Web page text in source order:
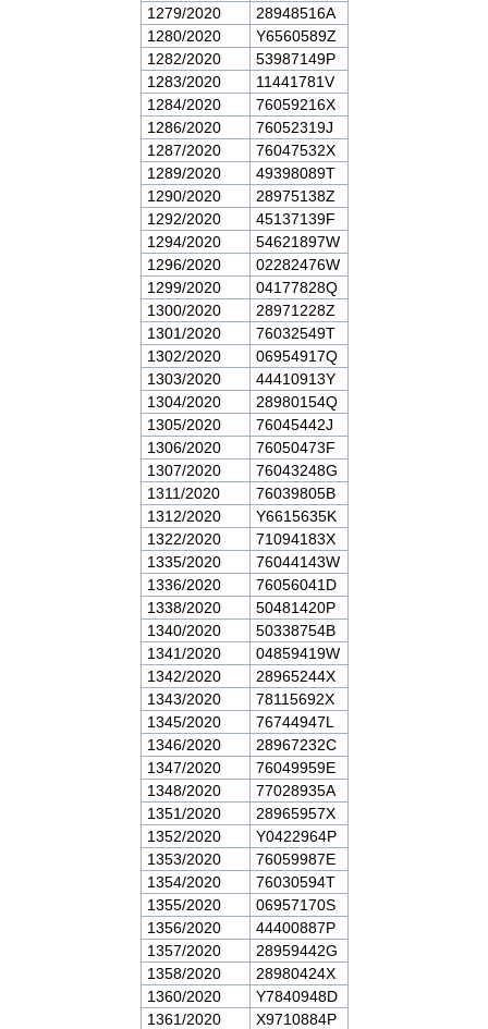
1279/2020
28948516A
1280/2020
Y6560589Z
1282/2020
53987149P
1283/2020
11441781V
1284/2020
76059216X
1286/2020
76052319J
1287/2020
76047532X
1289/2020
49398089T
1290/2020
28975138Z
1292/2020
45137139F
1294/2020
54621897W
1296/2020
02282476W
1299/2020
04177828Q
1300/2020
28971228Z
1301/2020
76032549T
1302/2020
06954917Q
1303/2020
44410913Y
1304/2020
28980154Q
1305/2020
76045442J
1306/2020
76050473F
1307/2020
76043248G
1311/2020
76039805B
1312/2020
Y6615635K
1322/2020
71094183X
1335/2020
76044143W
1336/2020
76056041D
1338/2020
50481420P
1340/2020
50338754B
1341/2020
04859419W
1342/2020
28965244X
1343/2020
78115692X
1345/2020
76744947L
1346/2020
28967232C
1347/2020
76049959E
1348/2020
77028935A
1351/2020
28965957X
1352/2020
Y0422964P
1353/2020
76059987E
1354/2020
76030594T
1355/2020
06957170S
1356/2020
44400887P
1357/2020
28959442G
1358/2020
28980424X
1360/2020
Y7840948D
1361/2020
X9710884P